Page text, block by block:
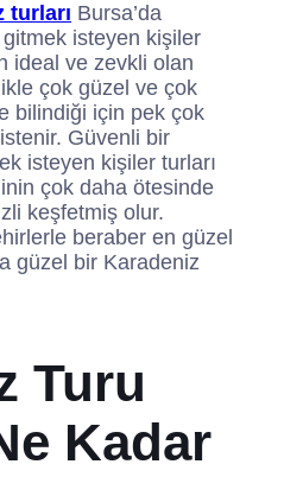
turları Bursa’da
isteyen kişiler
ideal ve zevkli olan
çok güzel ve çok
bilindiği için pek çok
Güvenli bir
isteyen kişiler turları
çok daha ötesinde
keşfetmiş olur.
beraber en güzel
güzel bir Karadeniz
Turu
Kadar